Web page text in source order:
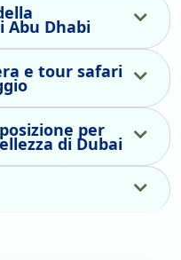
Abu Dhabi
e tour safari
per
di Dubai